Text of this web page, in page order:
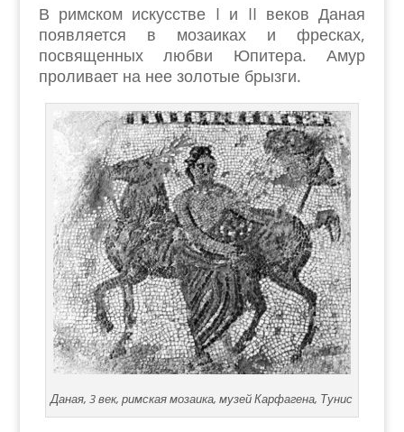
В римском искусстве I и II веков Даная
появляется в мозаиках и фресках,
посвященных любви Юпитера. Амур
проливает на нее золотые брызги.
Даная, 3 век, римская мозаика, музей Карфагена, Тунис